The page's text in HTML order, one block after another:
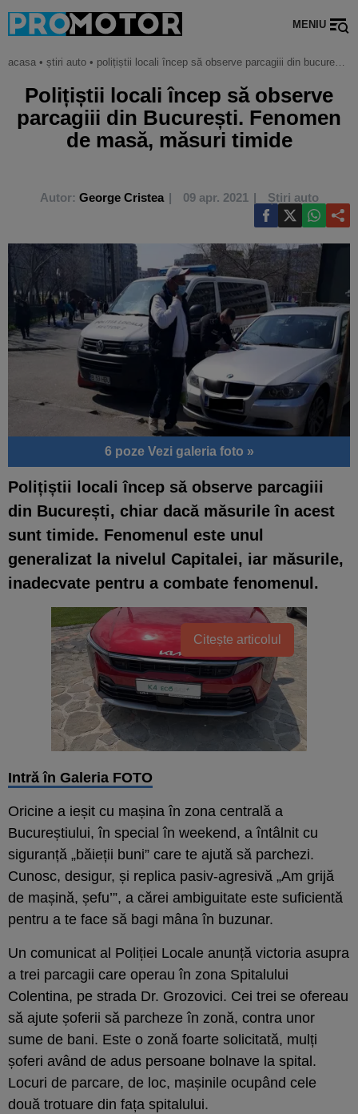
MENIU
acasa • știri auto • polițiștii locali încep să observe parcagiii din bucurești. fenomen de masă, măsuri timide
Polițiștii locali încep să observe
parcagiii din București. Fenomen
de masă, măsuri timide
Autor: George Cristea 09 apr. 2021 Știri auto
6 poze Vezi galeria foto »
Polițiștii locali încep să observe parcagiii
din București, chiar dacă măsurile în acest
sunt timide. Fenomenul este unul
generalizat la nivelul Capitalei, iar măsurile,
inadecvate pentru a combate fenomenul.
Citește articolul
Intră în Galeria FOTO
Oricine a ieșit cu mașina în zona centrală a
Bucureștiului, în special în weekend, a întâlnit cu
siguranță „băieții buni” care te ajută să parchezi.
Cunosc, desigur, și replica pasiv-agresivă „Am grijă
de mașină, șefu’”, a cărei ambiguitate este suficientă
pentru a te face să bagi mâna în buzunar.
Un comunicat al Poliției Locale anunță victoria asupra
a trei parcagii care operau în zona Spitalului
Colentina, pe strada Dr. Grozovici. Cei trei se ofereau
să ajute șoferii să parcheze în zonă, contra unor
sume de bani. Este o zonă foarte solicitată, mulți
șoferi având de adus persoane bolnave la spital.
Locuri de parcare, de loc, mașinile ocupând cele
două trotuare din fața spitalului.